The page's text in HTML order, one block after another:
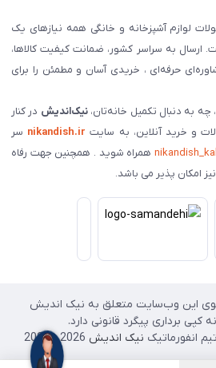
لوازم آشپزخانه و خانگی همه نیازهای یک
ارسال به سراسر کشور، ضمانت کیفیت کالاها،
حرفه‌ای ، خریدی آسان و مطمئن را برای
به دنبال تکمیل خانه‌تان،نیک‌اندیش در کنار
و خرید آنلاین، به سایت nikandish.ir سر
همراه شوید . همچنین جهت رفاه
امکان پذیر می باشد.
این وب‌سایت متعلق به نیک اندیش
کپی برداری پیگرد قانونی دارد.
انفورماتیک نیک اندیش 2026 - 2025